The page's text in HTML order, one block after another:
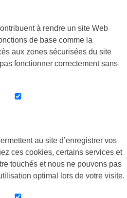
à rendre un site Web
de base comme la
aux zones sécurisées du site
fonctionner correctement sans
au site d’enregistrer vos
ces cookies, certains services et
touchés et nous ne pouvons pas
optimal lors de votre visite.